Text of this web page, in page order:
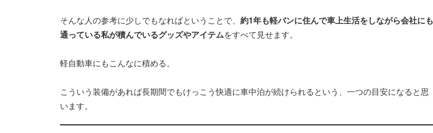
そんな人の参考に少しでもなればということで、 約1年も軽バンに住んで車上生活をしながら会社にも
通っている私が積んでいるグッズやアイテムをすべて見せます。
軽自動車にもこんなに積める。
こういう装備があれば長期間でもけっこう快適に車中泊が続けられるという、一つの目安になると思
います。